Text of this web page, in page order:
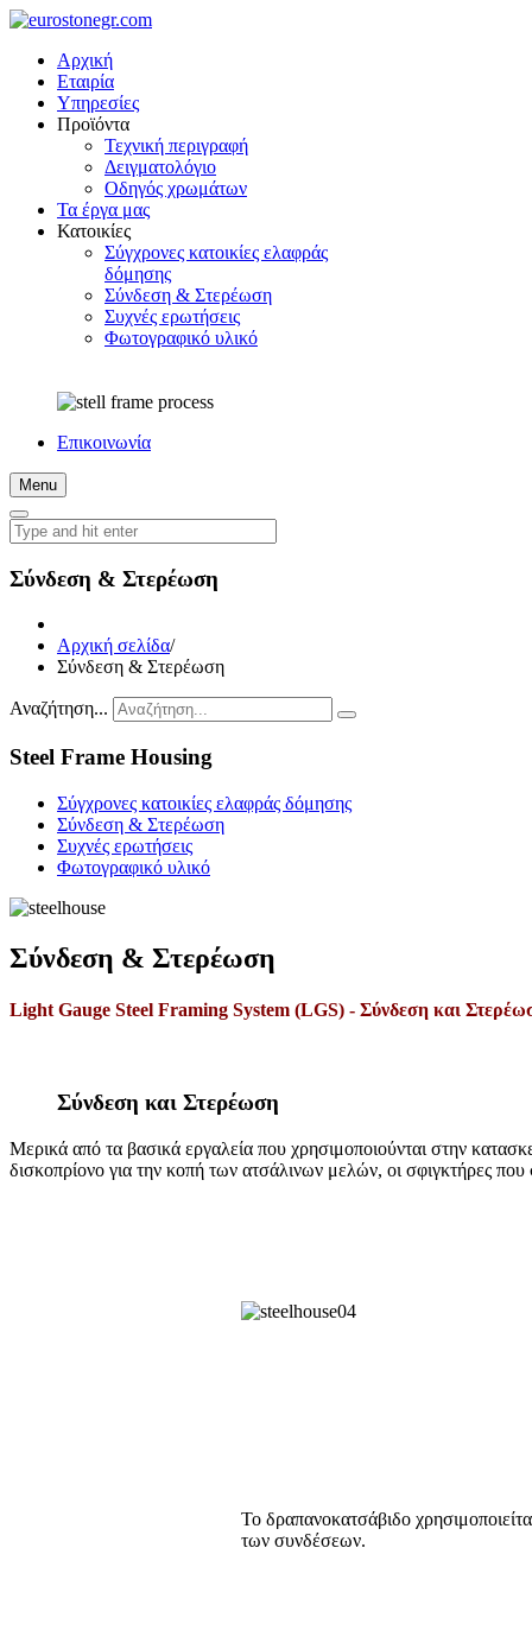
Αρχική
Εταιρία
Υπηρεσίες
Προϊόντα
Τεχνική περιγραφή
Δειγματολόγιο
Οδηγός χρωμάτων
Τα έργα μας
Κατοικίες
Σύγχρονες κατοικίες ελαφράς
δόμησης
Σύνδεση & Στερέωση
Συχνές ερωτήσεις
Φωτογραφικό υλικό
Επικοινωνία
Menu
Σύνδεση & Στερέωση
Αρχική σελίδα/
Σύνδεση & Στερέωση
Αναζήτηση...
Steel Frame Housing
Σύγχρονες κατοικίες ελαφράς δόμησης
Σύνδεση & Στερέωση
Συχνές ερωτήσεις
Φωτογραφικό υλικό
Σύνδεση & Στερέωση
Light Gauge Steel Framing System (LGS) - Σύνδεση και
Σύνδεση και Στερέωση
Μερικά από τα βασικά εργαλεία που χρησιμοποιούνται στην
δισκοπρίονο για την κοπή των ατσάλινων μελών, οι σφιγκτήρες
Το δραπανοκατσάβιδο
των συνδέσεων.